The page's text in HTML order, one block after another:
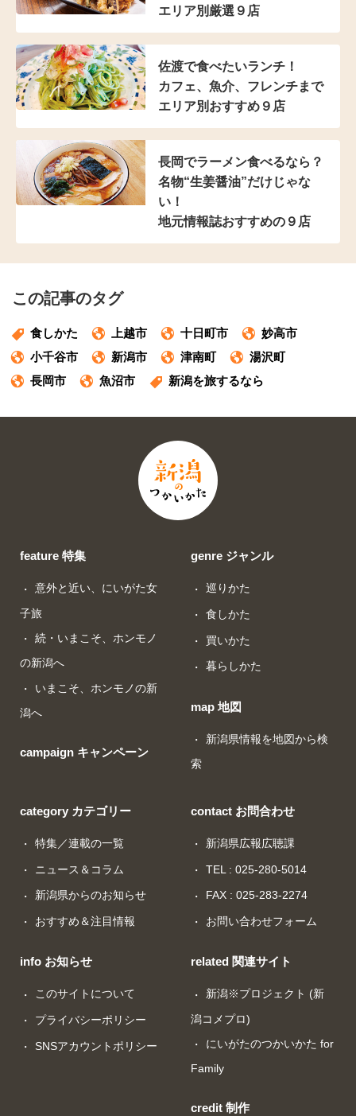
エリア別厳選９店
佐渡で食べたいランチ！
カフェ、魚介、フレンチまで
エリア別おすすめ９店
長岡でラーメン食べるなら？
名物“生姜醤油”だけじゃな
い！
地元情報誌おすすめの９店
この記事のタグ
食しかた 上越市 十日町市
妙高市
小千谷市
新潟市 津南町
湯沢町
長岡市
魚沼市 新潟を旅するなら
feature 特集
意外と近い、にいがた女
子旅
続・いまこそ、ホンモノ
の新潟へ
いまこそ、ホンモノの新
潟へ
campaign キャンペーン
genre ジャンル
巡りかた
食しかた
買いかた
暮らしかた
map 地図
新潟県情報を地図から検
索
category カテゴリー
特集／連載の一覧
ニュース＆コラム
新潟県からのお知らせ
おすすめ＆注目情報
info お知らせ
このサイトについて
プライバシーポリシー
SNSアカウントポリシー
contact お問合わせ
新潟県広報広聴課
TEL : 025-280-5014
FAX : 025-283-2274
お問い合わせフォーム
related 関連サイト
新潟※プロジェクト (新
潟コメプロ)
にいがたのつかいかた for
Family
credit 制作